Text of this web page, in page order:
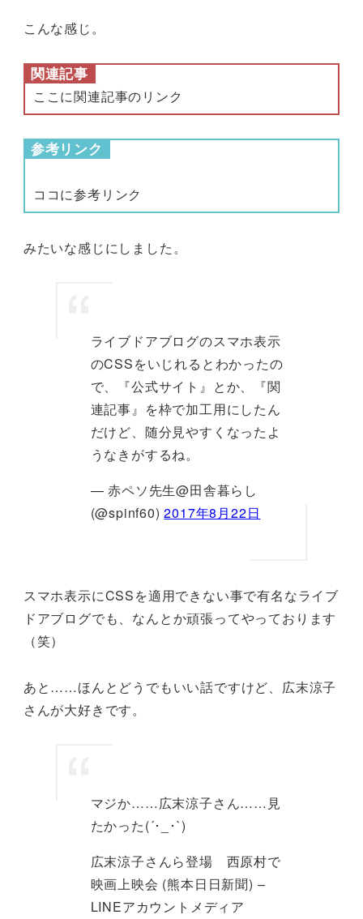
こんな感じ。
関連記事
ここに関連記事のリンク
参考リンク
ココに参考リンク
みたいな感じにしました。
ライブドアブログのスマホ表示
のCSSをいじれるとわかったの
で、『公式サイト』とか、『関
連記事』を枠で加工用にしたん
だけど、随分見やすくなったよ
うなきがするね。
— 赤ペソ先生@田舎暮らし
(@spinf60)2017年8月22日
スマホ表示にCSSを適用できない事で有名なライブ
ドアブログでも、なんとか頑張ってやっております
（笑）
あと……ほんとどうでもいい話ですけど、広末涼子
さんが大好きです。
マジか……広末涼子さん……見
たかった(´･_･`)
広末涼子さんら登場 西原村で
映画上映会 (熊本日日新聞) –
LINEアカウントメディア